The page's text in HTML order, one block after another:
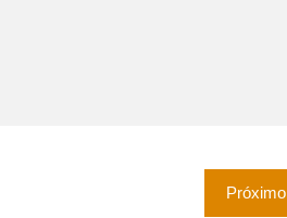
Próximo